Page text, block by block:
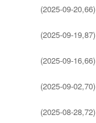
(2025-09-20,66)
(2025-09-19,87)
(2025-09-16,66)
(2025-09-02,70)
(2025-08-28,72)